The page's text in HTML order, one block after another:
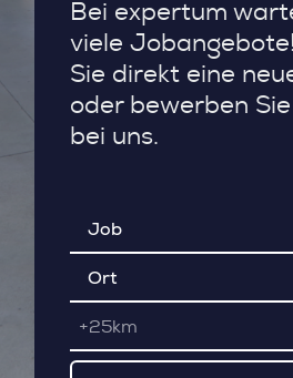
Bei expertum
viele
Sie direkt eine
oder bewerben
bei uns.
+25km